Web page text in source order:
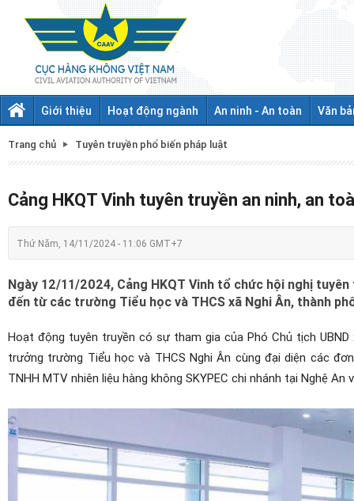
Giới thiệu Hoạt động ngành An ninh - An toàn Văn
Trang chủ Tuyên truyền phổ biến pháp luật
Cảng HKQT Vinh tuyên truyền an ninh, an
Thứ Năm, 14/11/2024 - 11:06 GMT+7
Ngày 12/11/2024, Cảng HKQT Vinh tổ chức hội nghị
đến từ các trường Tiểu học và THCS xã Nghi Ân, thành
Hoạt động tuyên truyền có sự tham gia của Phó Chủ tịch
trưởng trường Tiểu học và THCS Nghi Ân cùng đại diện các
TNHH MTV nhiên liệu hàng không SKYPEC chi nhánh tại Nghệ